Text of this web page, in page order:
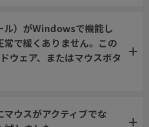
ル）がWindowsで機能し
で緩くありません。この
ウェア、またはマウスボタ
ウスがアクティブでな